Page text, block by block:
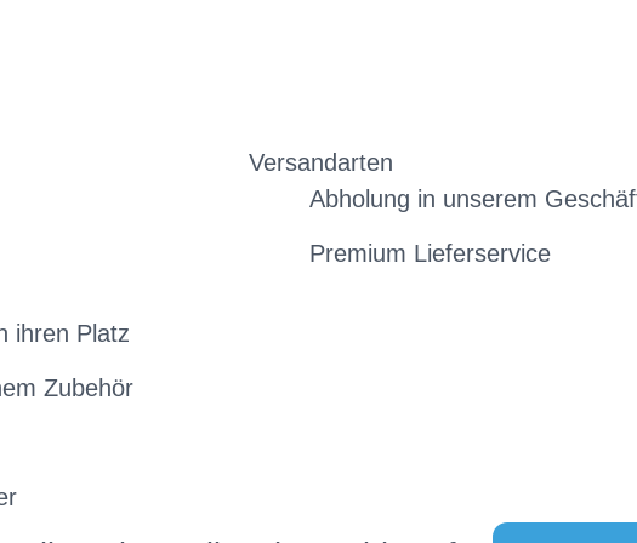
Versandarten
Abholung in unserem
Premium Lieferservice
ihren Platz
Zubehör